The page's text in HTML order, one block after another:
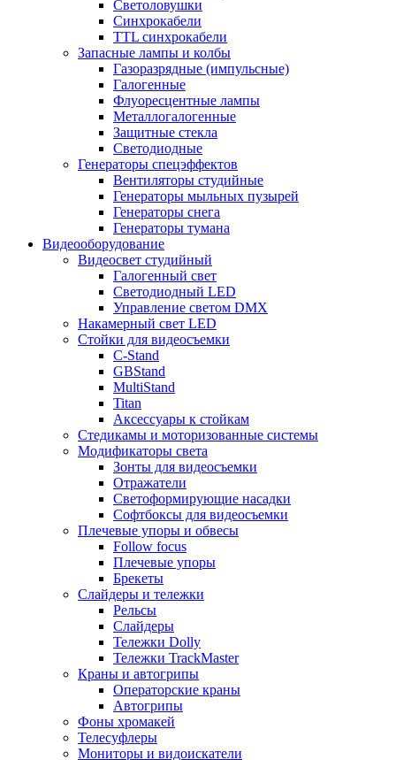
Светоловушки
Синхрокабели
TTL синхрокабели
Запасные лампы и колбы
Газоразрядные (импульсные)
Галогенные
Флуоресцентные лампы
Металлогалогенные
Защитные стекла
Светодиодные
Генераторы спецэффектов
Вентиляторы студийные
Генераторы мыльных пузырей
Генераторы снега
Генераторы тумана
Видеооборудование
Видеосвет студийный
Галогенный свет
Светодиодный LED
Управление светом DMX
Накамерный свет LED
Стойки для видеосъемки
C-Stand
GBStand
MultiStand
Titan
Аксессуары к стойкам
Стедикамы и моторизованные системы
Модификаторы света
Зонты для видеосъемки
Отражатели
Светоформирующие насадки
Софтбоксы для видеосъемки
Плечевые упоры и обвесы
Follow focus
Плечевые упоры
Брекеты
Слайдеры и тележки
Рельсы
Слайдеры
Тележки Dolly
Тележки TrackMaster
Краны и автогрипы
Операторские краны
Автогрипы
Фоны хромакей
Телесуфлеры
Мониторы и видоискатели